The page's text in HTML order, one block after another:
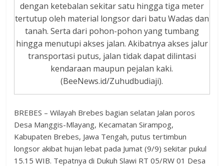
dengan ketebalan sekitar satu hingga tiga meter
tertutup oleh material longsor dari batu Wadas dan
tanah. Serta dari pohon-pohon yang tumbang
hingga menutupi akses jalan. Akibatnya akses jalur
transportasi putus, jalan tidak dapat dilintasi
kendaraan maupun pejalan kaki.
(BeeNews.id/Zuhudbudiaji).
BREBES – Wilayah Brebes bagian selatan Jalan poros
Desa Manggis-Mlayang, Kecamatan Sirampog,
Kabupaten Brebes, Jawa Tengah, putus tertimbun
longsor akibat hujan lebat pada Jumat (9/9) sekitar pukul
15.15 WIB. Tepatnya di Dukuh Slawi RT 05/RW 01 Desa